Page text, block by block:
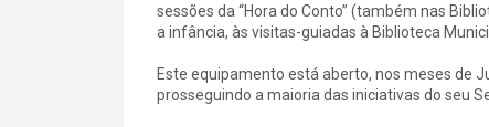
sessões da “Hora do Conto” (também nas
a infância, às visitas-guiadas à Biblioteca
Este equipamento está aberto, nos meses de
prosseguindo a maioria das iniciativas do seu